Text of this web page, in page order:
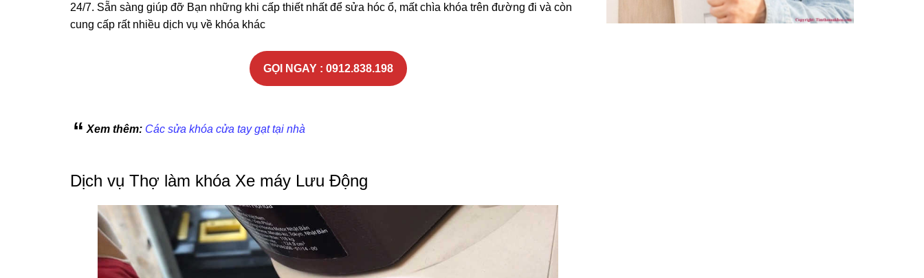
24/7. Sẵn sàng giúp đỡ Bạn những khi cấp thiết nhất để sửa hóc ổ, mất chìa khóa trên đường đi và còn
cung cấp rất nhiều dịch vụ về khóa khác
GỌI NGAY : 0912.838.198
Xem thêm: Các sửa khóa cửa tay gạt tại nhà
Dịch vụ Thợ làm khóa Xe máy Lưu Động